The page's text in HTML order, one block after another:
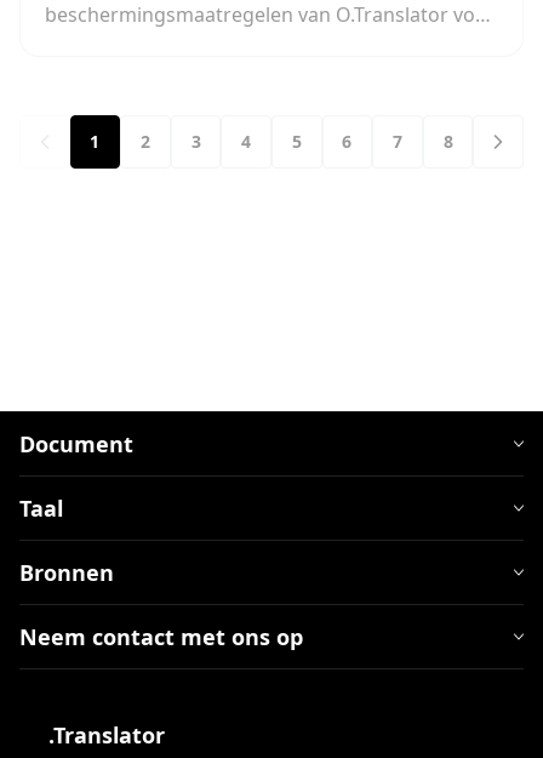
beschermingsmaatregelen van O.Translator voor
1 2 3 4 5 6 7 8
Document
Taal
Bronnen
Neem contact met ons op
.Translator